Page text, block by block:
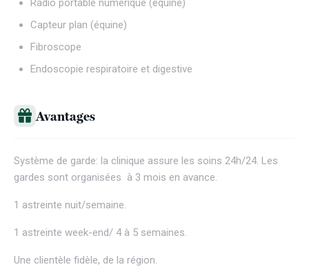
Radio portable numérique (équine)
Capteur plan (équine)
Fibroscope
Endoscopie respiratoire et digestive
Avantages
Système de garde: la clinique assure les soins 24h/24. Les
gardes sont organisées à 3 mois en avance.
1 astreinte nuit/semaine.
1 astreinte week-end/ 4 à 5 semaines.
Une clientèle fidèle, de la région.